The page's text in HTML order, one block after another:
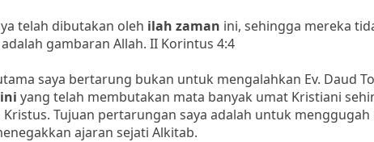
telah dibutakan oleh ilah zaman ini, sehingga mereka
gambaran Allah. II Korintus 4:4
saya bertarung bukan untuk mengalahkan Ev. Daud
yang telah membutakan mata banyak umat Kristiani
Tujuan pertarungan saya adalah untuk
ajaran sejati Alkitab.